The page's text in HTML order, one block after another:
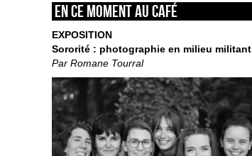
En ce moment au café
EXPOSITION
Sororité : photographie en milieu militant
Par Romane Tourral